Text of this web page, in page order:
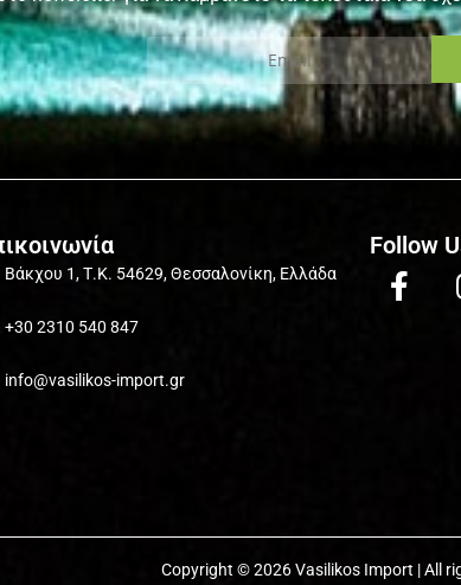
Βάκχου 1, Τ.Κ. 54629, Θεσσαλονίκη, Ελλάδα
+30 2310 540 847
info@vasilikos-import.gr
Follow
Copyright © 2026 Vasilikos Import | All